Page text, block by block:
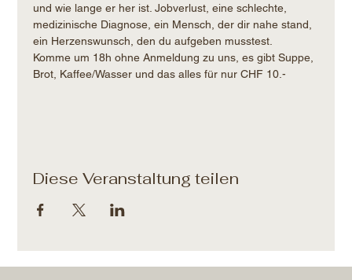
und wie lange er her ist. Jobverlust, eine schlechte,
medizinische Diagnose, ein Mensch, der dir nahe stand,
ein Herzenswunsch, den du aufgeben musstest.
Komme um 18h ohne Anmeldung zu uns, es gibt Suppe,
Brot, Kaffee/Wasser und das alles für nur CHF 10.-
Diese Veranstaltung teilen